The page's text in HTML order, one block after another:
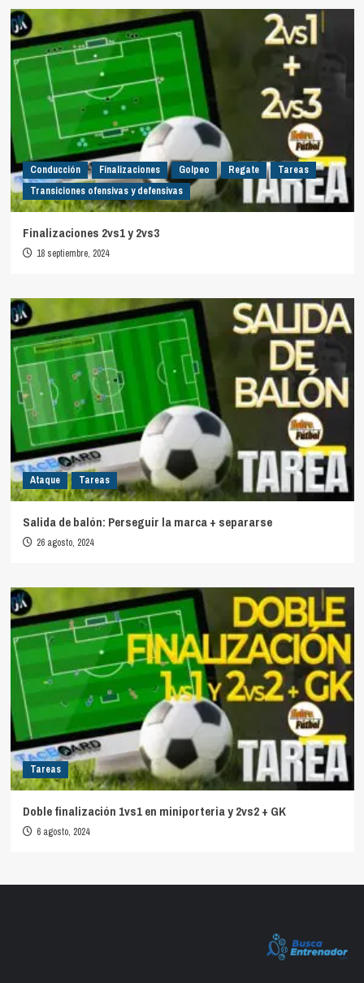
Conducción Finalizaciones Golpeo Regate
Tareas
Transiciones ofensivas y defensivas
Finalizaciones 2vs1 y 2vs3
18 septiembre, 2024
Ataque Tareas
Salida de balón: Perseguir la marca + separarse
26 agosto, 2024
Tareas
Doble finalización 1vs1 en miniporteria y 2vs2 + GK
6 agosto, 2024